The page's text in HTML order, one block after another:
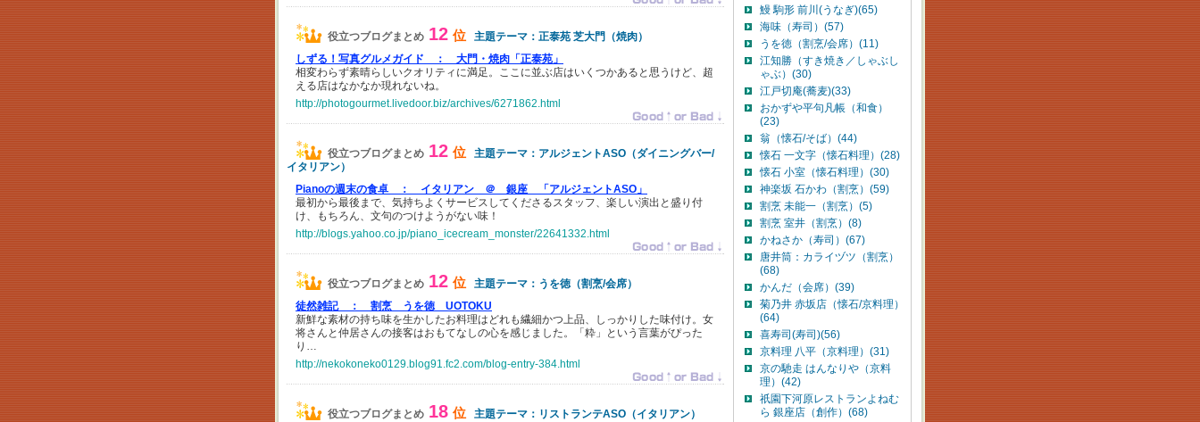
役立つブログまとめ 12 位
主題テーマ：正泰苑 芝大門（焼肉）
しずる！写真グルメガイド ：
大門・焼肉「正泰苑」
相変わらず素晴らしいクオリティに満足。ここに並ぶ店はいくつかあると思うけど、超
える店はなかなか現れないね。
http://photogourmet.livedoor.biz/archives/6271862.html
役立つブログまとめ 12 位
主題テーマ：アルジェントASO（ダイニングバー/
イタリアン）
Pianoの週末の食卓 ：
イタリアン ＠ 銀座 「アルジェントASO」
最初から最後まで、気持ちよくサービスしてくださるスタッフ、楽しい演出と盛り付
け、もちろん、文句のつけようがない味！
http://blogs.yahoo.co.jp/piano_icecream_monster/22641332.html
役立つブログまとめ 12 位
主題テーマ：うを徳（割烹/会席）
徒然雑記 ：
割烹 うを徳 UOTOKU
新鮮な素材の持ち味を生かしたお料理はどれも繊細かつ上品、しっかりした味付け。女
将さんと仲居さんの接客はおもてなしの心を感じました。「粋」という言葉がぴった
り…
http://nekokoneko0129.blog91.fc2.com/blog-entry-384.html
役立つブログまとめ 18 位
主題テーマ：リストランテASO（イタリアン）
鰻 駒形 前川(うなぎ)(65)
海味（寿司）(57)
うを徳（割烹/会席）(11)
江知勝（すき焼き／しゃぶし
ゃぶ）(30)
江戸切庵(蕎麦)(33)
おかずや平句凡帳（和食）
(23)
翁（懐石/そば）(44)
懐石 一文字（懐石料理）(28)
懐石 小室（懐石料理）(30)
神楽坂 石かわ（割烹）(59)
割烹 未能一（割烹）(5)
割烹 室井（割烹）(8)
かねさか（寿司）(67)
唐井筒：カライヅツ（割烹）
(68)
かんだ（会席）(39)
菊乃井 赤坂店（懐石/京料理）
(64)
喜寿司(寿司)(56)
京料理 八平（京料理）(31)
京の馳走 はんなりや（京料
理）(42)
祇園下河原レストランよねむ
ら 銀座店（創作）(68)